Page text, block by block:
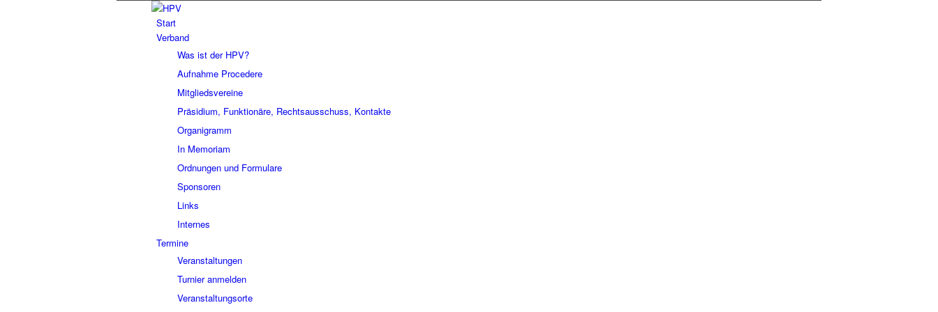
Start
Verband
Was ist der HPV?
Aufnahme Procedere
Mitgliedsvereine
Präsidium, Funktionäre, Rechtsausschuss, Kontakte
Organigramm
In Memoriam
Ordnungen und Formulare
Sponsoren
Links
Internes
Termine
Veranstaltungen
Turnier anmelden
Veranstaltungsorte